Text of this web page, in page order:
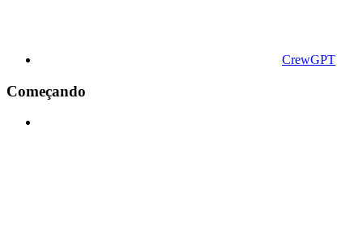
CrewGPT
Começando